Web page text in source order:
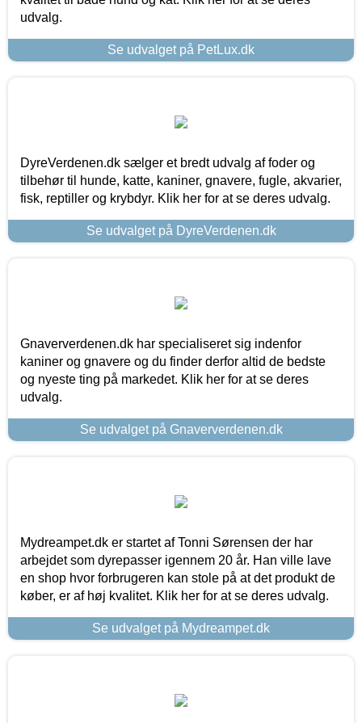
udvalg.
Se udvalget på PetLux.dk
DyreVerdenen.dk sælger et bredt udvalg af foder og
tilbehør til hunde, katte, kaniner, gnavere, fugle, akvarier,
fisk, reptiller og krybdyr. Klik her for at se deres udvalg.
Se udvalget på DyreVerdenen.dk
Gnaververdenen.dk har specialiseret sig indenfor
kaniner og gnavere og du finder derfor altid de bedste
og nyeste ting på markedet. Klik her for at se deres
udvalg.
Se udvalget på Gnaververdenen.dk
Mydreampet.dk er startet af Tonni Sørensen der har
arbejdet som dyrepasser igennem 20 år. Han ville lave
en shop hvor forbrugeren kan stole på at det produkt de
køber, er af høj kvalitet. Klik her for at se deres udvalg.
Se udvalget på Mydreampet.dk